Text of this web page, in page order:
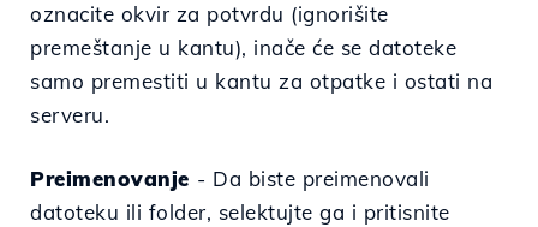
oznacite okvir za potvrdu (ignorišite
premeštanje u kantu), inače će se datoteke
samo premestiti u kantu za otpatke i ostati na
serveru.
Preimenovanje - Da biste preimenovali
datoteku ili folder, selektujte ga i pritisnite